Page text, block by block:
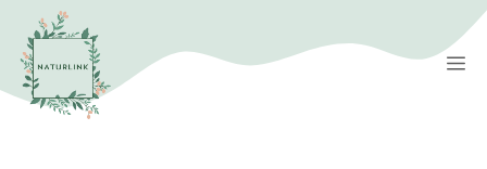
Saltar
para
conteúdo